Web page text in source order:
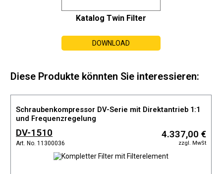
Katalog Twin Filter
DOWNLOAD
Diese Produkte könnten Sie interessieren:
Schraubenkompressor DV-Serie mit Direktantrieb 1:1
und Frequenzregelung
DV-1510
Art. No. 11300036
4.337,00 €
zzgl. MwSt